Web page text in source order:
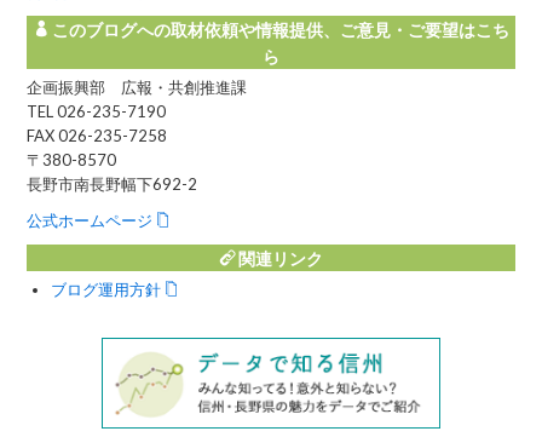
このブログへの取材依頼や情報提供、ご意見・ご要望はこち
ら
企画振興部 広報・共創推進課
TEL 026-235-7190
FAX 026-235-7258
〒380-8570
長野市南長野幅下692-2
公式ホームページ
関連リンク
ブログ運用方針